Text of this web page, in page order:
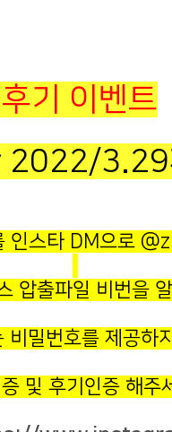
후기 이벤트
2022/3.29
인스타 DM으로
압출파일 비번을
비밀번호를 제공하
및 후기인증 해주